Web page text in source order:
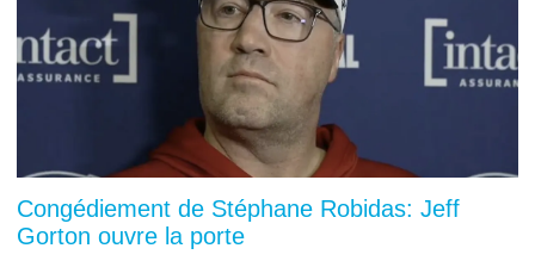
Congédiement de Stéphane Robidas: Jeff
Gorton ouvre la porte